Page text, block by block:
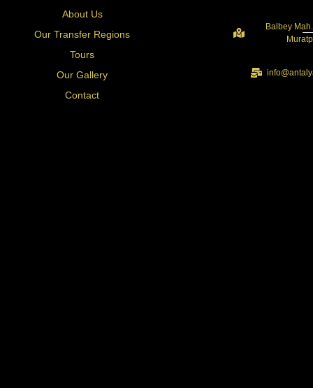
About Us
Our Transfer Regions
Tours
Our Gallery
Contact
Balbey